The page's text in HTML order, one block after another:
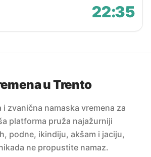
22:35
u Trento
i zvanična namaska vremena za
platforma pruža najažurniji
podne, ikindiju, akšam i jaciju,
ne propustite namaz.